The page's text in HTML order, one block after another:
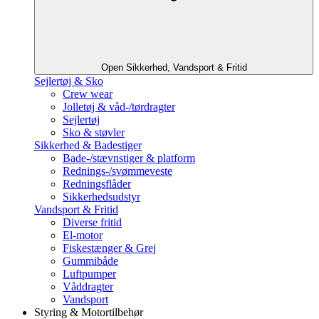
Open Sikkerhed, Vandsport & Fritid
Sejlertøj & Sko
Crew wear
Jolletøj & våd-/tørdragter
Sejlertøj
Sko & støvler
Sikkerhed & Badestiger
Bade-/stævnstiger & platform
Rednings-/svømmeveste
Redningsflåder
Sikkerhedsudstyr
Vandsport & Fritid
Diverse fritid
El-motor
Fiskestænger & Grej
Gummibåde
Luftpumper
Våddragter
Vandsport
Styring & Motortilbehør